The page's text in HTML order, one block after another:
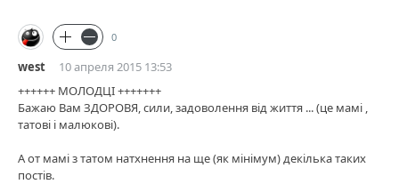
0
west
10 апреля 2015 13:53
++++++ МОЛОДЦІ +++++++
Бажаю Вам ЗДОРОВЯ, сили, задоволення від життя ... (це мамі ,
татові і малюкові).
А от мамі з татом натхнення на ще (як мінімум) декілька таких
постів.